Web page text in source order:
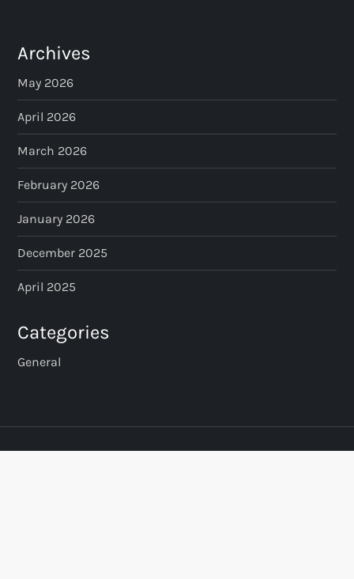
Archives
May 2026
April 2026
March 2026
February 2026
January 2026
December 2025
April 2025
Categories
General